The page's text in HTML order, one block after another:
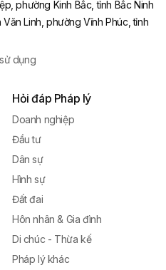
phường Kinh Bắc, tỉnh Bắc Ninh
Linh, phường Vĩnh Phúc, tỉnh
dụng
Hỏi đáp Pháp lý
Doanh nghiệp
Đầu tư
Dân sự
Hình sự
Đất đai
Hôn nhân & Gia đình
Di chúc - Thừa kế
Pháp lý khác